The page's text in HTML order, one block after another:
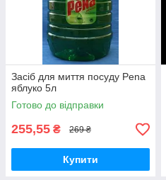
Засіб для миття посуду Pena
яблуко 5л
Готово до відправки
255,55 ₴ 269 ₴
Купити